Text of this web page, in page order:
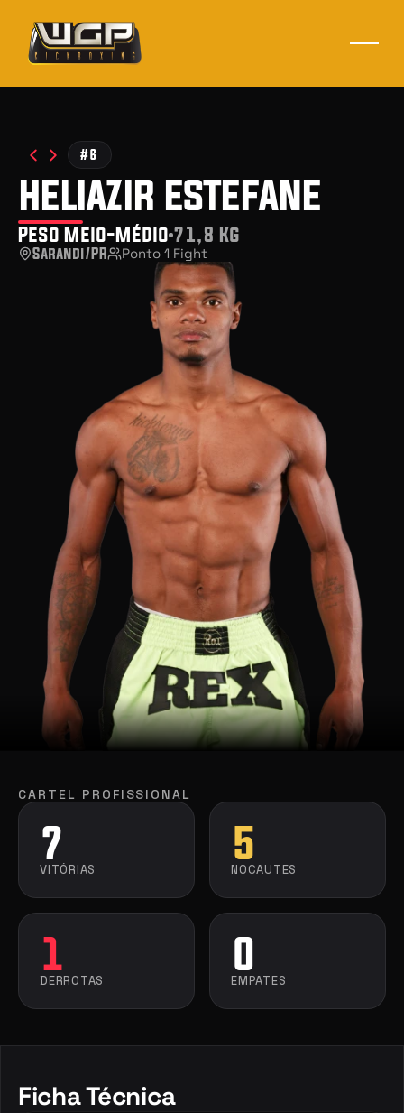
#6
heliazir estefane
Peso Meio-Médio 71,8 Kg
Sarandi/PR Ponto 1 Fight
CARTEL PROFISSIONAL
7
VITÓRIAS
5
NOCAUTES
1
DERROTAS
0
EMPATES
Ficha Técnica